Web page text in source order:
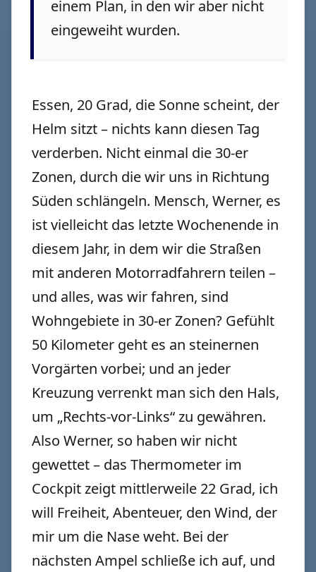
einem Plan, in den wir aber nicht
eingeweiht wurden.
Essen, 20 Grad, die Sonne scheint, der
Helm sitzt – nichts kann diesen Tag
verderben. Nicht einmal die 30-er
Zonen, durch die wir uns in Richtung
Süden schlängeln. Mensch, Werner, es
ist vielleicht das letzte Wochenende in
diesem Jahr, in dem wir die Straßen
mit anderen Motorradfahrern teilen –
und alles, was wir fahren, sind
Wohngebiete in 30-er Zonen? Gefühlt
50 Kilometer geht es an steinernen
Vorgärten vorbei; und an jeder
Kreuzung verrenkt man sich den Hals,
um „Rechts-vor-Links“ zu gewähren.
Also Werner, so haben wir nicht
gewettet – das Thermometer im
Cockpit zeigt mittlerweile 22 Grad, ich
will Freiheit, Abenteuer, den Wind, der
mir um die Nase weht. Bei der
nächsten Ampel schließe ich auf, und